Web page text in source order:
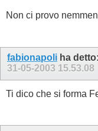
Non ci provo
fabionapoli ha detto:
31-05-2003 15.53.08
Ti dico che si forma